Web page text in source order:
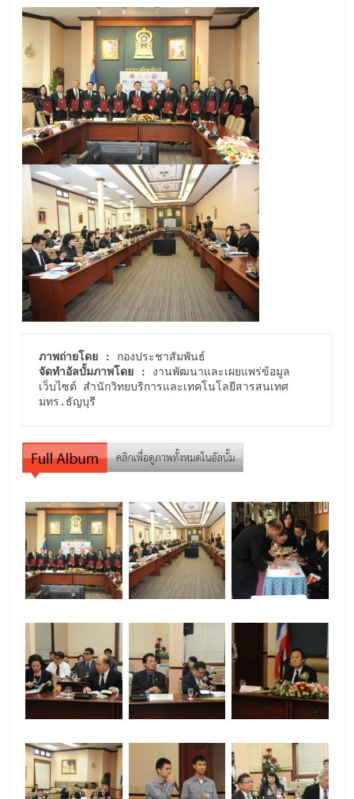
ภาพถ่ายโดย :
จัดทำอัลบั้มภาพโดย :
งานพัฒนาและเผยแพร่ข้อมูล
เว็บไซต์ สำนักวิทยบริการและเทคโนโลยีสารสนเทศ
มทร.ธัญบุรี